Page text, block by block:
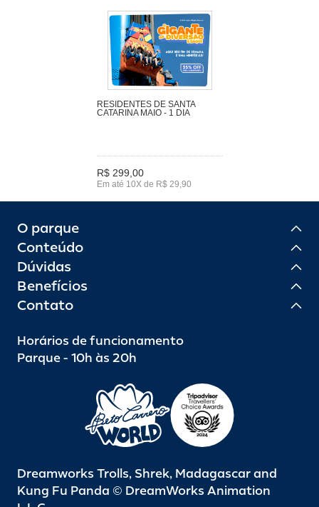
RESIDENTES DE SANTA
CATARINA MAIO - 1 DIA
R$ 299,00
Em até 10X de R$ 29,90
O parque
Conteúdo
Dúvidas
Benefícios
Contato
Horários de funcionamento
Parque - 10h às 20h
Dreamworks Trolls, Shrek, Madagascar and
Kung Fu Panda © DreamWorks Animation